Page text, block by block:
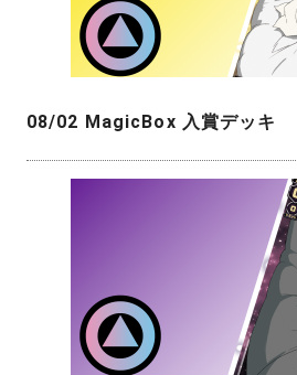
08/02 MagicBox 入賞デッキ